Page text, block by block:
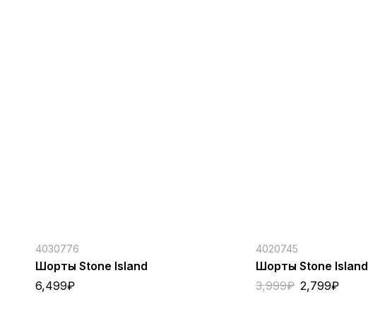
4030776
Шорты Stone Island
6,499₽
4020745
Шорты Stone Island
3,999₽ 2,799₽